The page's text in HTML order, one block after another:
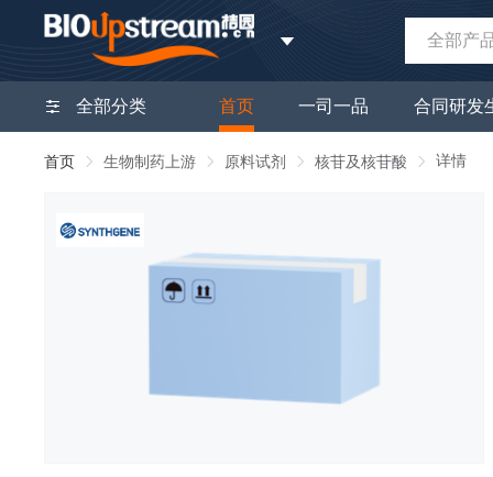
全部产
全部分类 首页 一司一品 合同研发
首页 生物制药上游 原料试剂 核苷及核苷酸 详情